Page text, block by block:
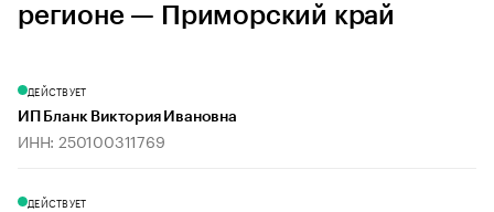
регионе — Приморский край
ДЕЙСТВУЕТ
ИП Бланк Виктория Ивановна
ИНН: 250100311769
ДЕЙСТВУЕТ